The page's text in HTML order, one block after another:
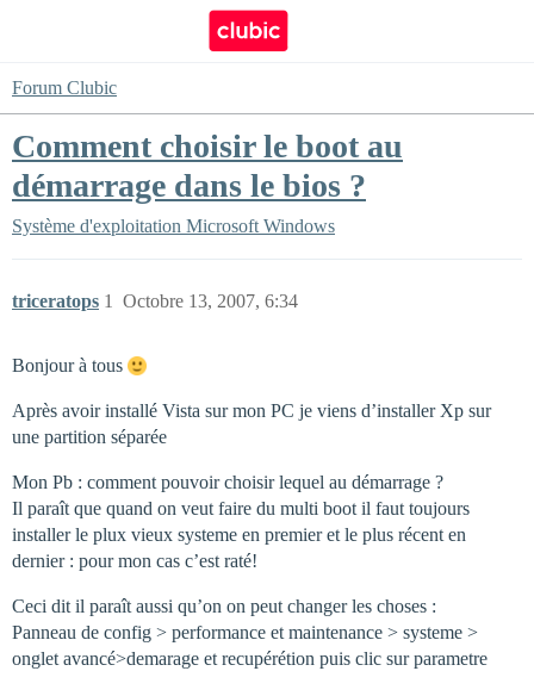
Forum Clubic
Comment choisir le boot au
démarrage dans le bios ?
Système d'exploitation Microsoft Windows
triceratops Octobre 13, 2007, 6:34
1
Bonjour à tous
Après avoir installé Vista sur mon PC je viens d’installer Xp sur
une partition séparée
Mon Pb : comment pouvoir choisir lequel au démarrage ?
Il paraît que quand on veut faire du multi boot il faut toujours
installer le plux vieux systeme en premier et le plus récent en
dernier : pour mon cas c’est raté!
Ceci dit il paraît aussi qu’on on peut changer les choses :
Panneau de config > performance et maintenance > systeme >
onglet avancé>demarage et recupérétion puis clic sur parametre